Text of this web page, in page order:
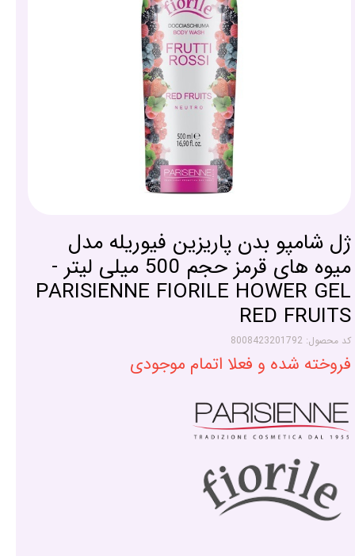
ژل شامپو بدن پاریزین فیوریله مدل
میوه های قرمز حجم 500 میلی لیتر -
PARISIENNE FIORILE HOWER GEL
RED FRUITS
کد محصول: 8008423201792
فروخته شده و فعلا اتمام موجودی